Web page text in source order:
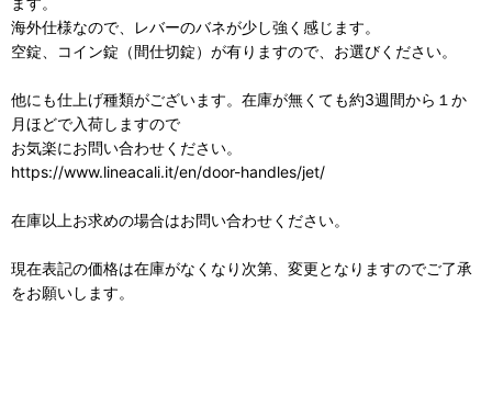
海外仕様なので、レバーのバネが少し強く感じます。
空錠、コイン錠（間仕切錠）が有りますので、お選びください。
他にも仕上げ種類がございます。在庫が無くても約3週間から１か
月ほどで入荷しますので
お気楽にお問い合わせください。
https://www.lineacali.it/en/door-handles/jet/
在庫以上お求めの場合はお問い合わせください。
現在表記の価格は在庫がなくなり次第、変更となりますのでご了承
をお願いします。